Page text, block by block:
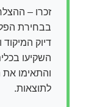
זכרו –
בבחירת
דיוק
השקיעו
והתאימו
לתוצאות.